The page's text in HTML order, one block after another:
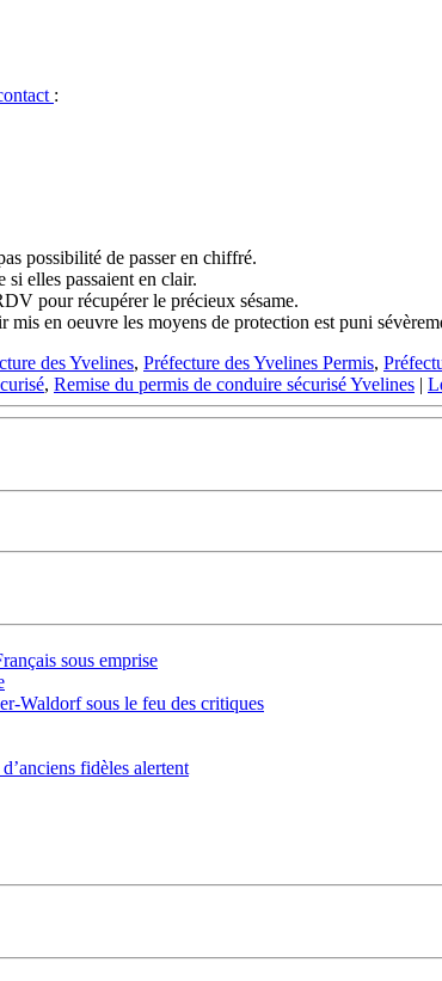
:
possibilité de passer en chiffré.
elles passaient en clair.
pour récupérer le précieux sésame.
en oeuvre les moyens de protection est puni
des Yvelines, Préfecture des Yvelines Permis,
, Remise du permis de conduire sécurisé Yvelines |
sous emprise
Waldorf sous le feu des critiques
fidèles alertent